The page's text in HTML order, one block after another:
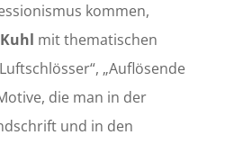
kommen,
mit thematischen
„Auflösende
die man in der
und in den